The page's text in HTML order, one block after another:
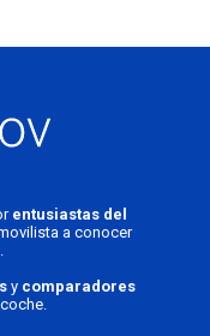
entusiastas del
a conocer
y comparadores